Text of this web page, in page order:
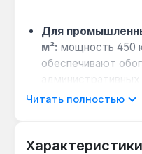
Для
м²: мощность 450
обеспечивают
участием
в неделю —
Читать полностью
Характеристики